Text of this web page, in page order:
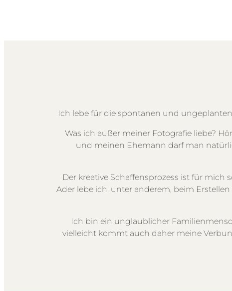
Ich lebe für die spontanen und
Was ich außer meiner Fotografie liebe?
und meinen Ehemann darf man
Der kreative Schaffensprozess ist für mich
Ader lebe ich, unter anderem, beim
Ich bin ein unglaublicher
vielleicht kommt auch daher meine